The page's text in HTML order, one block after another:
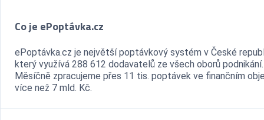
Co je ePoptávka.cz
ePoptávka.cz je největší poptávkový systém v České
který využívá 288 612 dodavatelů ze všech oborů podnikání.
Měsíčně zpracujeme přes 11 tis. poptávek ve finančním
více než 7 mld. Kč.